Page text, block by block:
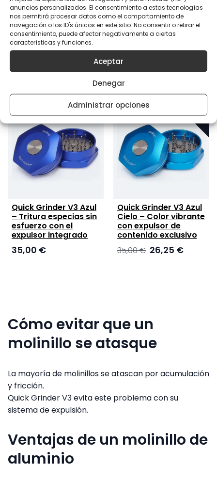
anuncios personalizados. El consentimiento a estas tecnologías
nos permitirá procesar datos como el comportamiento de
navegación o los ID's únicos en este sitio. No consentir o retirar el
consentimiento, puede afectar negativamente a ciertas
características y funciones.
Aceptar
Denegar
Administrar opciones
Quick Grinder V3
Verde – El molinillo de
especias con
expulsor de un solo
botón
35,00 €.
precio
26,25 €.
Kit de tornillería
chapas y muelles
14,50€El
precio
original
14,50 €.
13,05 € El
actual
13,05 €.
Quick Grinder V3 Azul
– Tritura especias sin
esfuerzo con el
expulsor integrado
35,00 €
Quick Grinder V3 Azul
Cielo – Color vibrante
con expulsor de
contenido exclusivo
35,00€ El26,25 €
Cómo evitar que un
molinillo se atasque
La mayoría de molinillos se atascan por acumulación
y fricción.
Quick Grinder V3 evita este problema con su
sistema de expulsión.
Ventajas de un molinillo de
aluminio